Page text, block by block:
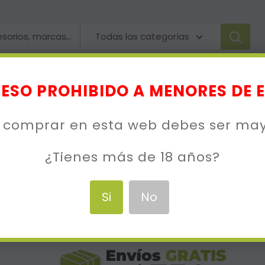
PROHIBIDO A MENORES DE
en esta web debes ser
¿Tienes más de 18 años?
Si No
Todas las categorías
Resistencias Baterías